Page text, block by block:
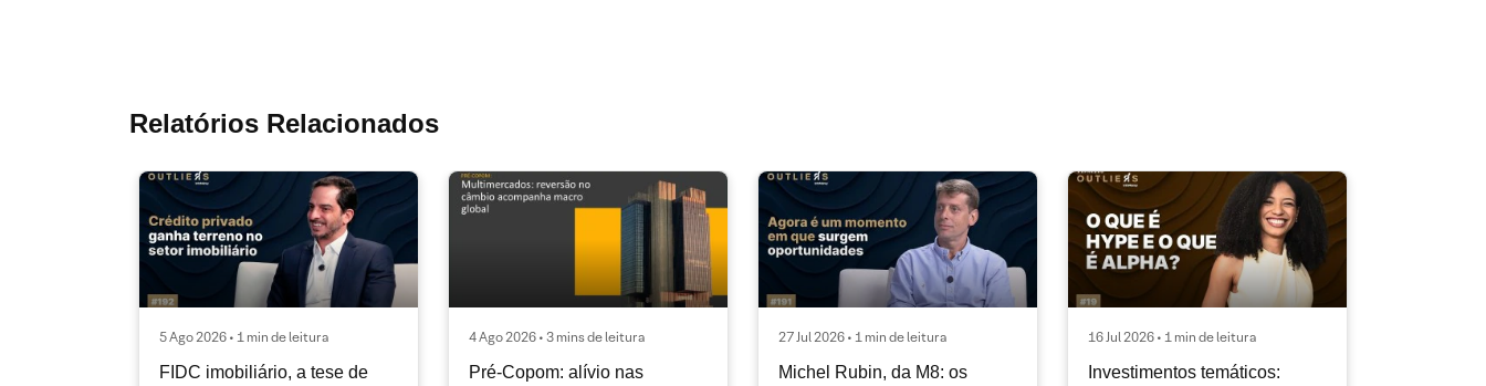
Relatórios Relacionados
5 Ago 2026 • 1 min de leitura
FIDC imobiliário, a tese de
4 Ago 2026 • 3 mins de leitura
Pré-Copom: alívio nas
27 Jul 2026 • 1 min de leitura
Michel Rubin, da M8: os
16 Jul 2026 • 1 min de leitura
Investimentos temáticos: